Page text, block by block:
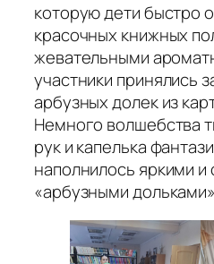
которую дети быстро
красочных книжных
жевательными
участники принялись
арбузных долек из
Немного волшебства
рук и капелька
наполнилось яркими
«арбузными